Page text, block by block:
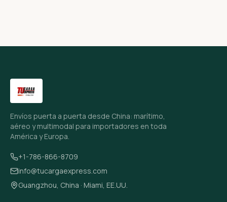
Envíos puerta a puerta desde China: marítimo,
aéreo y multimodal para importadores en toda
América y Europa.
+1-786-866-8709
info@tucargaexpress.com
Guangzhou, China · Miami, EE.UU.